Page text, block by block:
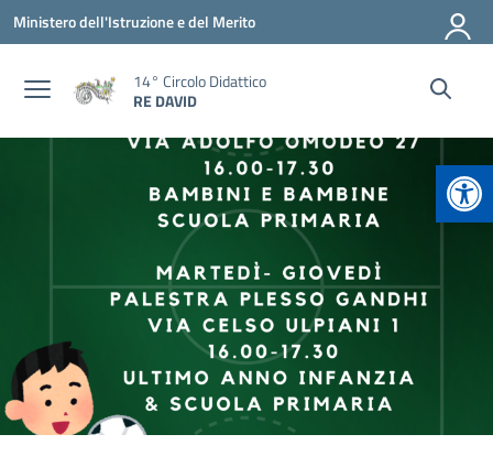
Vai ai contenuti
Vai al menu di navigazione
Vai al footer
Ministero dell'Istruzione e del Merito
14° Circolo Didattico
RE DAVID